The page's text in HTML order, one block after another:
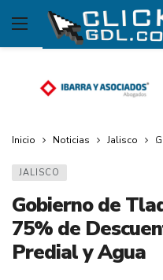
Inicio Noticias Jalisco
JALISCO
Gobierno de
75% de
Predial y Agua